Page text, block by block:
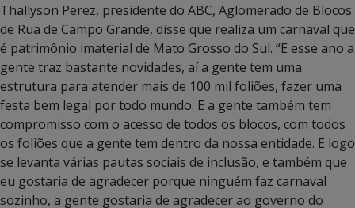
Thallyson Perez, presidente do ABC, Aglomerado de Blocos
de Rua de Campo Grande, disse que realiza um carnaval que
é patrimônio imaterial de Mato Grosso do Sul. “E esse ano a
gente traz bastante novidades, aí a gente tem uma
estrutura para atender mais de 100 mil foliões, fazer uma
festa bem legal por todo mundo. E a gente também tem
compromisso com o acesso de todos os blocos, com todos
os foliões que a gente tem dentro da nossa entidade. E logo
se levanta várias pautas sociais de inclusão, e também que
eu gostaria de agradecer porque ninguém faz carnaval
sozinho, a gente gostaria de agradecer ao governo do